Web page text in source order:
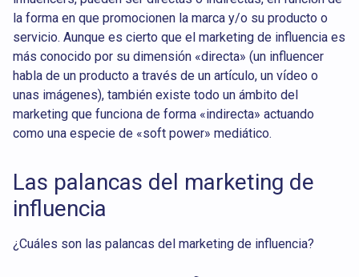
la forma en que promocionen la marca y/o su producto o
servicio. Aunque es cierto que el marketing de influencia es
más conocido por su dimensión «directa» (un influencer
habla de un producto a través de un artículo, un vídeo o
unas imágenes), también existe todo un ámbito del
marketing que funciona de forma «indirecta» actuando
como una especie de «soft power» mediático.
Las palancas del marketing de
influencia
¿Cuáles son las palancas del marketing de influencia?